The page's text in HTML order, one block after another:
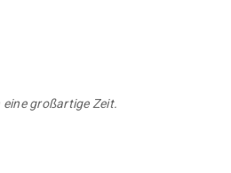
großartige Zeit.